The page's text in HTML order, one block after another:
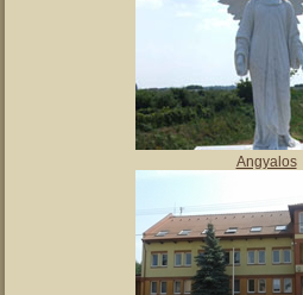
Vajai Ős-tó